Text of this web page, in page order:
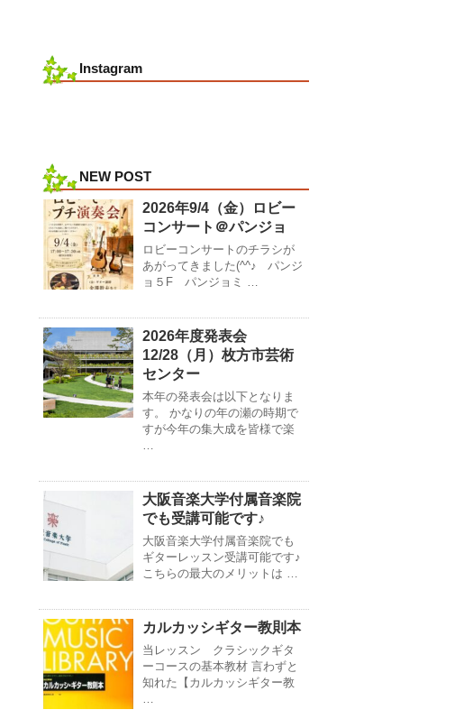
Instagram
NEW POST
2026年9/4（金）ロビー
コンサート＠パンジョ
ロビーコンサートのチラシが
あがってきました(^^♪ パンジ
ョ５F パンジョミ …
2026年度発表会
12/28（月）枚方市芸術
センター
本年の発表会は以下となりま
す。 かなりの年の瀬の時期で
すが今年の集大成を皆様で楽
…
大阪音楽大学付属音楽院
でも受講可能です♪
大阪音楽大学付属音楽院でも
ギターレッスン受講可能です♪
こちらの最大のメリットは …
カルカッシギター教則本
当レッスン クラシックギタ
ーコースの基本教材 言わずと
知れた【カルカッシギター教
…